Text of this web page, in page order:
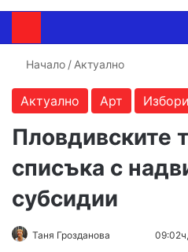
Начало / Актуално
Актуално Арт Избори
Пловдивските
списъка с
субсидии
Таня Грозданова
Send